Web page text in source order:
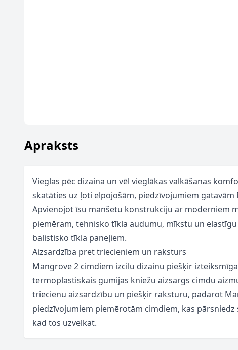
Apraksts
Vieglas pēc dizaina un vēl vieglākas valkāšanas
skatāties uz ļoti elpojošām, piedzīvojumiem gatavām
Apvienojot īsu manšetu konstrukciju ar moderniem
piemēram, tehnisko tīkla audumu, mīkstu un
balistisko tīkla paneļiem.
Aizsardzība pret triecieniem un raksturs
Mangrove 2 cimdiem izcilu dizainu piešķir
termoplastiskais gumijas kniežu aizsargs cimdu
triecienu aizsardzību un piešķir raksturu, padarot
piedzīvojumiem piemērotām cimdiem, kas pārsniedz
kad tos uzvelkat.